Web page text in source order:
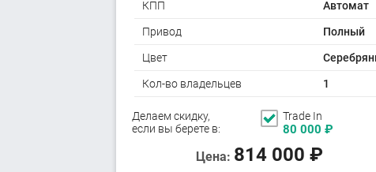
КПП Автомат
Привод Полный
Цвет
Кол-во владельцев 1
Делаем скидку,
если вы берете в:
Trade In
80 000 ₽
Цена: 814 000 ₽